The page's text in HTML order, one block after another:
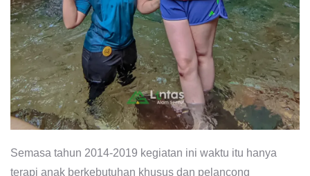
Semasa tahun 2014-2019 kegiatan ini waktu itu hanya
terapi anak berkebutuhan khusus dan pelancong